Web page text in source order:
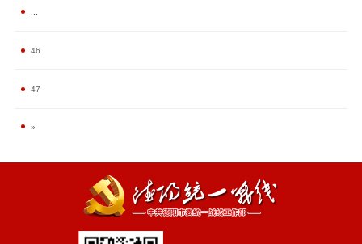
46
47
»